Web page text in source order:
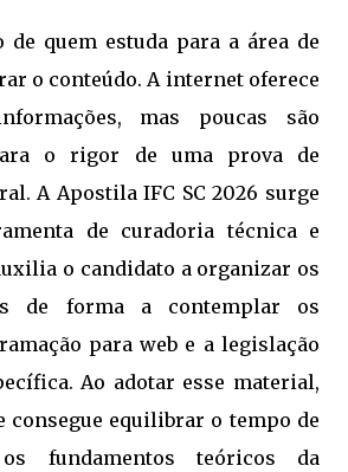
de quem estuda para a área de
o conteúdo. A internet oferece
mas poucas são
o rigor de uma prova de
A Apostila IFC SC 2026 surge
de curadoria técnica e
o candidato a organizar os
de forma a contemplar os
para web e a legislação
Ao adotar esse material,
consegue equilibrar o tempo de
fundamentos teóricos da